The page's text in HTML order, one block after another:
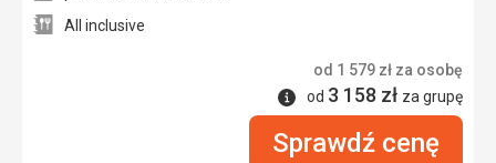
All inclusive
od 1 579 zł za osobę
Informacje
od 3 158 zł za grupę
Sprawdź cenę